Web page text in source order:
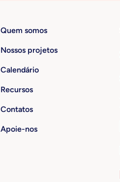
Quem somos
Nossos projetos
Calendário
Recursos
Contatos
Apoie-nos